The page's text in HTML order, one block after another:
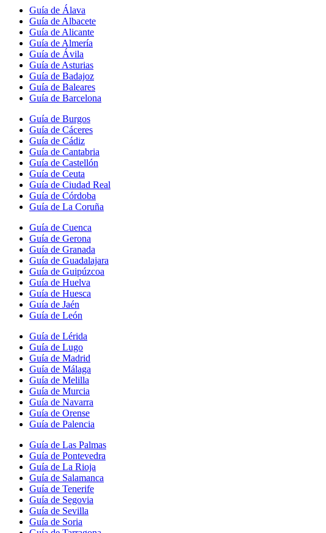
Guía de Álava
Guía de Albacete
Guía de Alicante
Guía de Almería
Guía de Ávila
Guía de Asturias
Guía de Badajoz
Guía de Baleares
Guía de Barcelona
Guía de Burgos
Guía de Cáceres
Guía de Cádiz
Guía de Cantabria
Guía de Castellón
Guía de Ceuta
Guía de Ciudad Real
Guía de Córdoba
Guía de La Coruña
Guía de Cuenca
Guía de Gerona
Guía de Granada
Guía de Guadalajara
Guía de Guipúzcoa
Guía de Huelva
Guía de Huesca
Guía de Jaén
Guía de León
Guía de Lérida
Guía de Lugo
Guía de Madrid
Guía de Málaga
Guía de Melilla
Guía de Murcia
Guía de Navarra
Guía de Orense
Guía de Palencia
Guía de Las Palmas
Guía de Pontevedra
Guía de La Rioja
Guía de Salamanca
Guía de Tenerife
Guía de Segovia
Guía de Sevilla
Guía de Soria